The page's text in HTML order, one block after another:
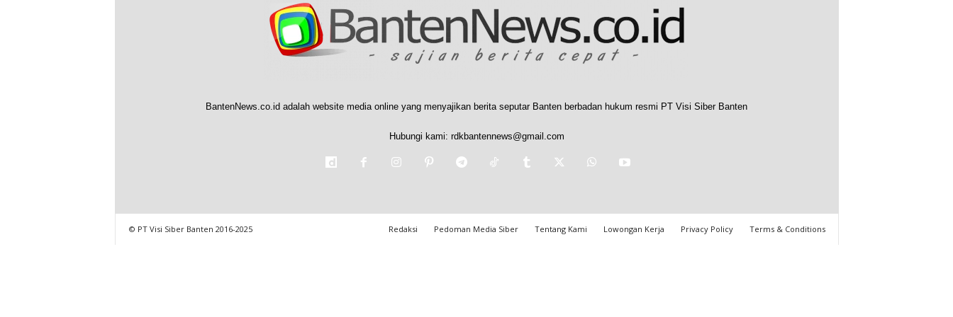
BantenNews.co.id adalah website media online yang menyajikan berita seputar Banten berbadan hukum resmi PT Visi Siber Banten
Hubungi kami: rdkbantennews@gmail.com
Redaksi Pedoman Media Siber Tentang Kami Lowongan Kerja Privacy Policy Terms & Conditions
© PT Visi Siber Banten 2016-2025